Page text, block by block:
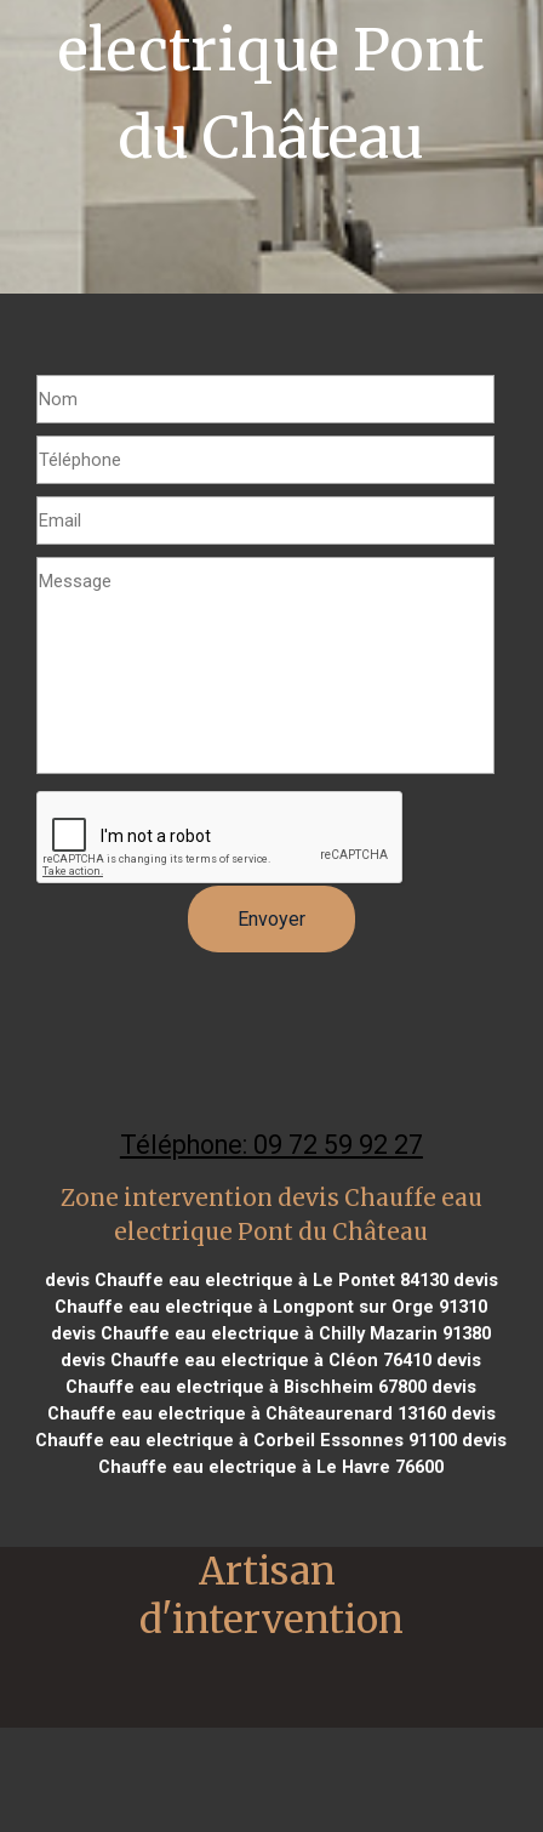
electrique Pont
du Château
Téléphone: 09 72 59 92 27
Zone intervention devis Chauffe eau
electrique Pont du Château
devis Chauffe eau electrique à Le Pontet 84130devis
Chauffe eau electrique à Longpont sur Orge 91310
devis Chauffe eau electrique à Chilly Mazarin 91380
devis Chauffe eau electrique à Cléon 76410 devis
Chauffe eau electrique à Bischheim 67800 devis
Chauffe eau electrique à Châteaurenard 13160devis
Chauffe eau electrique à Corbeil Essonnes 91100 devis
Chauffe eau electrique à Le Havre 76600
Artisan
d'intervention